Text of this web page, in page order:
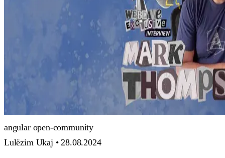
angular open-community
Lulëzim Ukaj • 28.08.2024